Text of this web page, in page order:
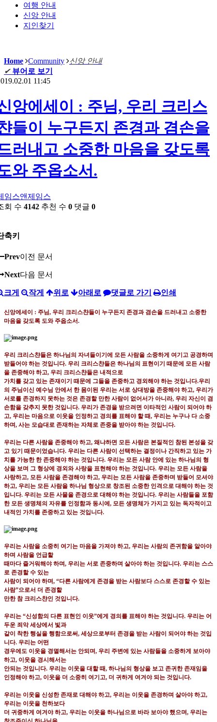
여행 안내
신앙 안내
지인찾기
Home Community
신앙 안내
✔ 뷰어로 보기
11:45
앙에세이 : 주님, 우리 크리스
들이 누구든지 존경과 겸손을
러내고 소중한 마음을 갖도록
와 주옵소서.
임스앤제임스
회 수 4142 추천 수 0 댓글 0
축키
Prev이전 문서
Next다음 문서
크게 작게 위로 아래로 댓글로 가기 인쇄
신앙에세이 : 주님, 우리 크리스챤들이 누구든지 존경과 겸손을 드러내고 소중한
마음을 갖도록 도와 주옵소서.
우리 크리스챤들은 하나님의 자녀들이기에 모든 사람을 소중하게 여기고 공경하며
받들어야 하는 것입니다. 우리 크리스챤들은 하나님의 표현이기 때문에 모든 사람
을 존중해야 하고, 우리 크리스챤들은 내적으로
가치를 갖고 있는 존재이기 때문에 그들을 존중하고 경외해야 하는 것입니다.우리
의 주님이신 예수님 안에서 한 몸이된 우리는 서로 상대방을 존중해야 하고, 우리가
서로를 존경하지 못하는 것은 존경할 만한 사람이 없어서가 아니라, 우리 자신이 겸
손함을 갖추지 못한 것입니다. 우리가존경을 받으려면 이타적인 사람이 되어야 하
고, 우리는 마음으로 이웃을 인정하고 경의를 표해야 할 때, 우리는 누구나 다 소중
하며, 사는 모습대로 존재하는 자체로 존중을 받아야 하는 것입니다.
우리는 다른 사람을 존중해야 하고, 왜냐하면 모든 사람은 본질적인 참된 본성을 갖
고 있기 때문이었습니다. 우리는 다른 사람이 선택하는 결정이나 간직하고 있는 가
치를 가능한 한 존중해야 하는 것입니다. 우리는 모든 사람 안에 있는 하나님의 형
상을 보며 그 형상에 경외와 사랑을 표현해야 하는 것입니다. 우리는 모든 사람을
사랑하고, 모든 사람을 존경해야 하고, 우리는 모든 사람을 존중하며 받들어 모셔야
하고, 우리는 모든 사람을 하나님 형상으로 창조된 소중한 인격으로 대해야 하는 것
입니다. 우리는 모든 사물을 존경으로 대해야 하는 것입니다. 우리는 사람들을 포함
한 모든 생명체의 자유를 인정함과 동시에, 모든 생명체가 가지고 있는 독자적이고
내적인 가치를 존중하고 있는 것입니다.
우리는 사람을 소중히 여기는 마음을 가져야 하고, 우리는 사람의 존귀함을 알아야
하며 사람을 언급할
때마다 즐거워해야 하며, 우리는 서로 존중하며 살아야 하는 것입니다. 우리는 스스
로 존경할 수 있는
사람이 되어야 하며, “다른 사람에게 존경을 받는 사람보다 스스로 존경할 수 있는
사람”으로서 더 존경할
만한 참 크리스챤인 것입니다.
우리는 “신성함의 다른 표현인 이웃”에게 경의를 표해야 하는 것입니다. 우리는 어
두운 죄악 세상에서 빛과
같이 착한 행실을 행함으로써, 세상으로부터 존경을 받는 사람이 되어야 하는 것입
니다. 우리는 어떤
경우에도 이웃을 경멸해서는 안되며, 우리 주변에 있는 사람들을 소중하게 보아야
하고, 이웃을 경시해서는
안되는 것입니다. 우리는 이웃을 대할 때, 하나님의 형상을 보고 존귀한 존재임을
인정해야 하고, 이웃을 더 소중히 여기고, 더 귀하게 여겨야 되는 것입니다.
우리는 이웃을 신성한 존재로 대해야 하고, 우리는 이웃을 존경하며 살아야 하고,
우리는 이웃을 천하보다
더 귀중하게 여겨야 하고, 우리는 이웃을 하나님으로 바라 보아야 했으며, 우리는